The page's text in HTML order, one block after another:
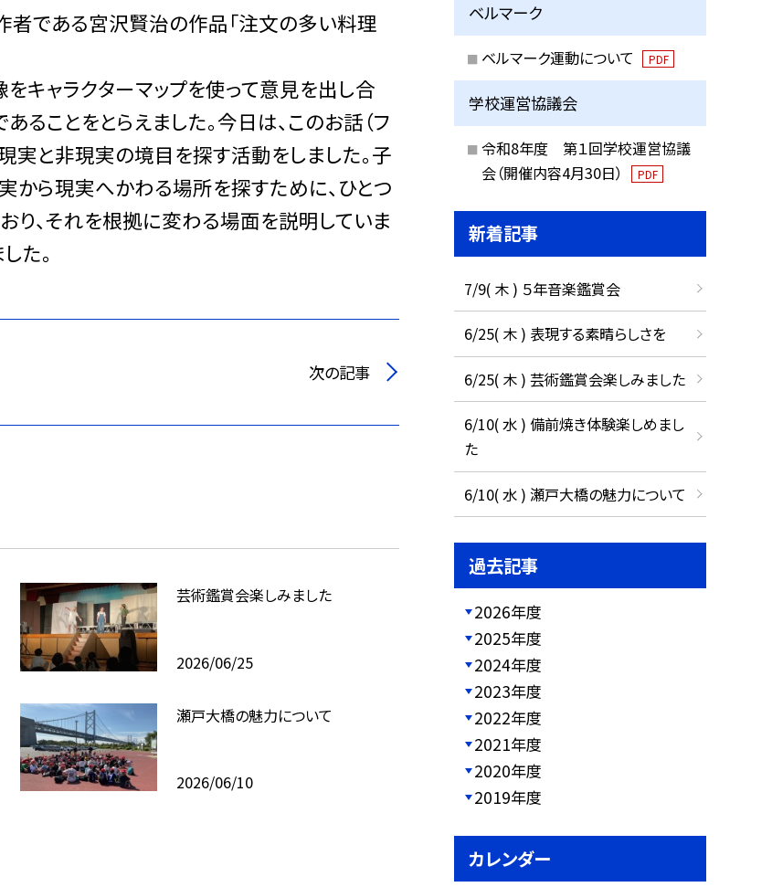
者である宮沢賢治の作品「注文の多い料理
キャラクターマップを使って意見を出し合
ることをとらえました。今日は、このお話（フ
実と非現実の境目を探す活動をしました。子
から現実へかわる場所を探すために、ひとつ
り、それを根拠に変わる場面を説明していま
た。
次の記事
芸術鑑賞会楽しみました
2026/06/25
瀬戸大橋の魅力について
2026/06/10
ベルマーク
ベルマーク運動について PDF
学校運営協議会
令和8年度 第１回学校運営協議
会（開催内容4月30日）
PDF
新着記事
7/9( 木 ) ５年音楽鑑賞会
6/25( 木 ) 表現する素晴らしさを
6/25( 木 ) 芸術鑑賞会楽しみました
6/10( 水 ) 備前焼き体験楽しめまし
た
6/10( 水 ) 瀬戸大橋の魅力について
過去記事
2026年度
2025年度
2024年度
2023年度
2022年度
2021年度
2020年度
2019年度
カレンダー